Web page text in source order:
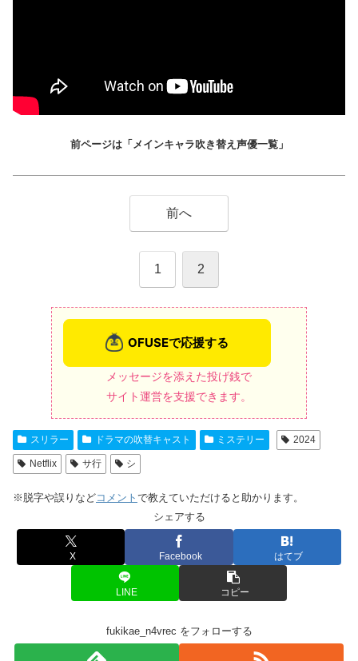
前ページは「メインキャラ吹き替え声優一覧」
前へ
1 2
メッセージを添えた投げ銭で
サイト運営を支援できます。
スリラー ドラマの吹替キャスト ミステリー 2024
Netflix サ行 シ
※脱字や誤りなどコメント で教えていただけると助かります。
シェアする
X Facebook はてブ
LINE コピー
fukikae_n4vrec をフォローする